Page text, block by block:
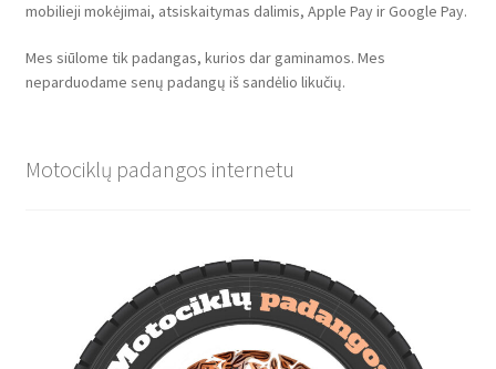
mobilieji mokėjimai, atsiskaitymas dalimis, Apple Pay ir Google Pay.
Mes siūlome tik padangas, kurios dar gaminamos. Mes
neparduodame senų padangų iš sandėlio likučių.
Motociklų padangos internetu